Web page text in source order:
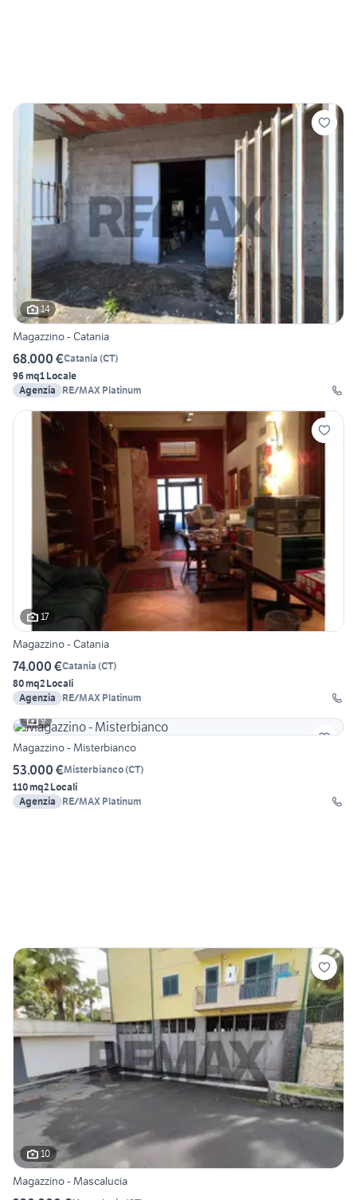
14
Magazzino - Catania
68.000 €Catania (CT)
96 mq1 Locale
Agenzia
RE/MAX Platinum
17
Magazzino - Catania
74.000 €Catania (CT)
80 mq2 Locali
Agenzia
RE/MAX Platinum
9
Magazzino - Misterbianco
53.000 €Misterbianco(CT)
110 mq2 Locali
Agenzia
RE/MAX Platinum
10
Magazzino - Mascalucia